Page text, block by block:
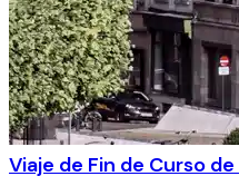
Viaje de Fin de Curso